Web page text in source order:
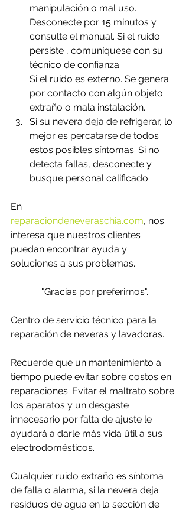
manipulación o mal uso.
Desconecte por 15 minutos y
consulte el manual. Si el ruido
persiste , comuníquese con su
técnico de confianza.
Si el ruido es externo. Se genera
por contacto con algún objeto
extraño o mala instalación.
Si su nevera deja de refrigerar, lo
mejor es percatarse de todos
estos posibles síntomas. Si no
detecta fallas, desconecte y
busque personal calificado.
En
reparaciondeneveraschia.com, nos
interesa que nuestros clientes
puedan encontrar ayuda y
soluciones a sus problemas.
"Gracias por preferirnos".
Centro de servicio técnico para la
reparación de neveras y lavadoras.
Recuerde que un mantenimiento a
tiempo puede evitar sobre costos en
reparaciones. Evitar el maltrato sobre
los aparatos y un desgaste
innecesario por falta de ajuste le
ayudará a darle más vida útil a sus
electrodomésticos.
Cualquier ruido extraño es síntoma
de falla o alarma, si la nevera deja
residuos de agua en la sección de